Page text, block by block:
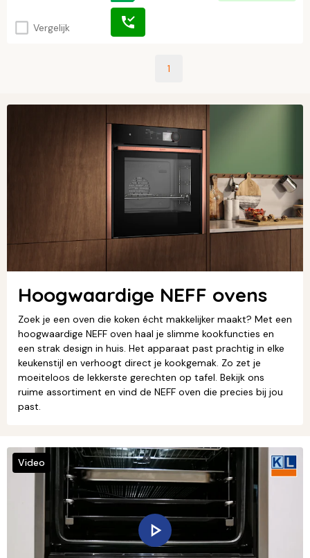
Vergelijk
1
Hoogwaardige NEFF ovens
Zoek je een oven die koken écht makkelijker maakt? Met een
hoogwaardige NEFF oven haal je slimme kookfuncties en
een strak design in huis. Het apparaat past prachtig in elke
keukenstijl en verhoogt direct je kookgemak. Zo zet je
moeiteloos de lekkerste gerechten op tafel. Bekijk ons
ruime assortiment en vind de NEFF oven die precies bij jou
past.
Video